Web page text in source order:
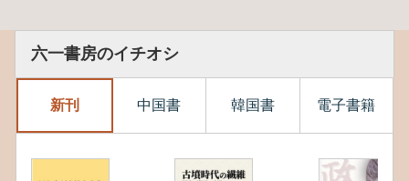
六一書房のイチオシ
新刊 中国書 韓国書 電子書籍